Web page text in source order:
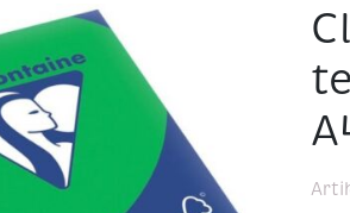
offsetpapier 120gr A4 250vel